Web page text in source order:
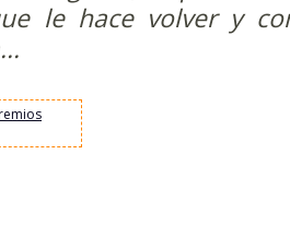
le hace volver y